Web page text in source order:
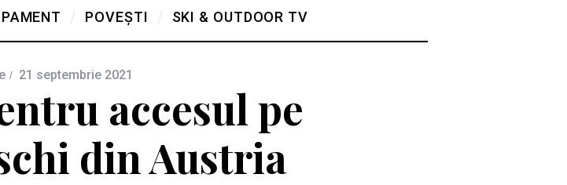
POVEȘTI SKI & OUTDOOR TV
21 septembrie 2021
accesul pe
din Austria